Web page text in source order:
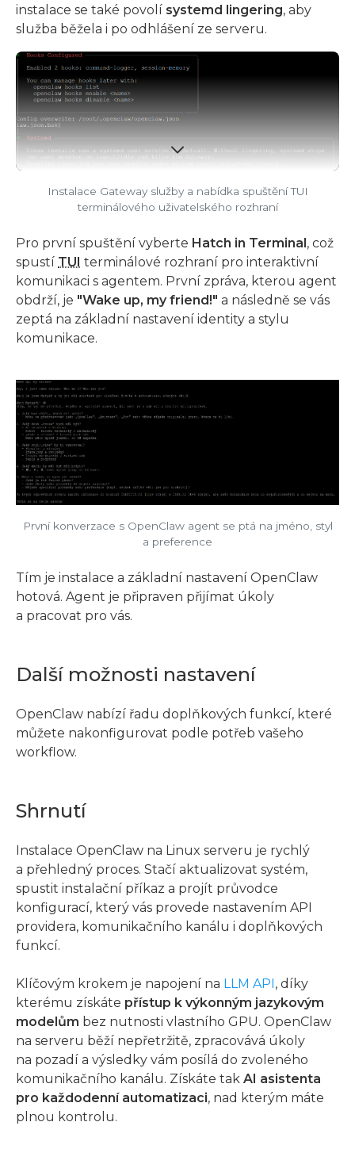
instalace se také povolí systemd lingering, aby
služba běžela i po odhlášení ze serveru.
Instalace Gateway služby a nabídka spuštění TUI
terminálového uživatelského rozhraní
Pro první spuštění vyberte Hatch in Terminal , což
spustí TUI terminálové rozhraní pro interaktivní
komunikaci s agentem. První zpráva, kterou agent
obdrží, je "Wake up, my friend!" a následně se vás
zeptá na základní nastavení identity a stylu
komunikace.
První konverzace s OpenClaw agent se ptá na jméno, styl
a preference
Tím je instalace a základní nastavení OpenClaw
hotová. Agent je připraven přijímat úkoly
a pracovat pro vás.
Další možnosti nastavení
OpenClaw nabízí řadu doplňkových funkcí, které
můžete nakonfigurovat podle potřeb vašeho
workflow.
Shrnutí
Instalace OpenClaw na Linux serveru je rychlý
a přehledný proces. Stačí aktualizovat systém,
spustit instalační příkaz a projít průvodce
konfigurací, který vás provede nastavením API
providera, komunikačního kanálu i doplňkových
funkcí.
Klíčovým krokem je napojení na LLM API, díky
kterému získáte přístup k výkonným jazykovým
modelům bez nutnosti vlastního GPU. OpenClaw
na serveru běží nepřetržitě, zpracovává úkoly
na pozadí a výsledky vám posílá do zvoleného
komunikačního kanálu. Získáte tak AI asistenta
pro každodenní automatizaci, nad kterým máte
plnou kontrolu.